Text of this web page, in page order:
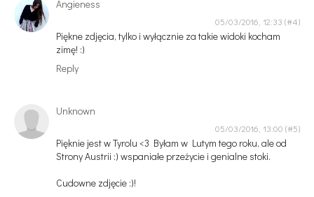
Angieness
05/03/2016, 12:33
Piękne zdjęcia, tylko i wyłącznie za takie widoki kocham
zimę! :)
Reply
Unknown
05/03/2016, 13:00
Pięknie jest w Tyrolu <3 Byłam w Lutym tego roku, ale od
Strony Austrii :) wspaniałe przeżycie i genialne stoki.
Cudowne zdjęcie :)!